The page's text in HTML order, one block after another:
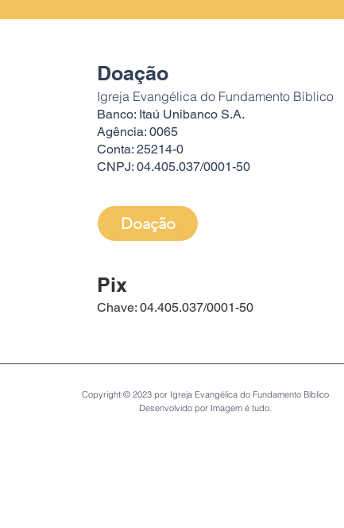
Doação
Igreja Evangélica do Fundamento Bíblico
Banco: Itaú Unibanco S.A.
Agência: 0065
Conta: 25214-0
CNPJ: 04.405.037/0001-50
Doação
Pix
Chave: 04.405.037/0001-50
Copyright © 2023 por Igreja Evangélica do Fundamento Bíblico
Desenvolvido por Imagem é tudo.